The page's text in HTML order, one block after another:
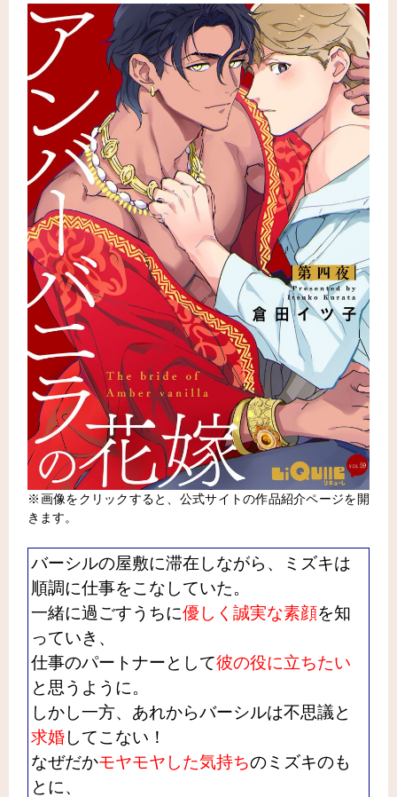
※画像をクリックすると、公式サイトの作品紹介ページを開
きます。
バーシルの屋敷に滞在しながら、ミズキは
順調に仕事をこなしていた。
一緒に過ごすうちに優しく誠実な素顔を知
っていき、
仕事のパートナーとして彼の役に立ちたい
と思うように。
しかし一方、あれからバーシルは不思議と
求婚してこない！
なぜだかモヤモヤした気持ちのミズキのも
とに、